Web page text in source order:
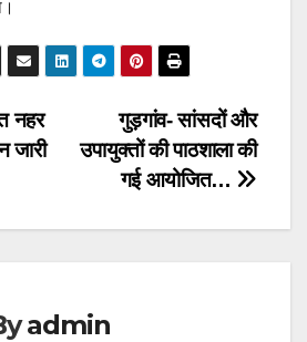
गुड़गांव- सांसदों और
उपायुक्तों की पाठशाला की
गई आयोजित…
नहर
जारी
admin